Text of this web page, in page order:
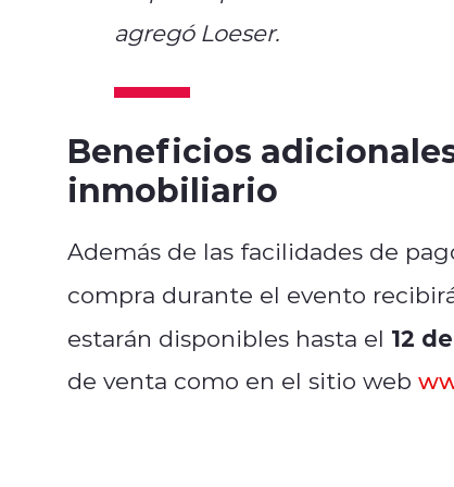
agregó Loeser.
Beneficios
inmobiliario
Además de las facilidades de
compra durante el evento
estarán disponibles hasta el 12
de venta como en el sitio web